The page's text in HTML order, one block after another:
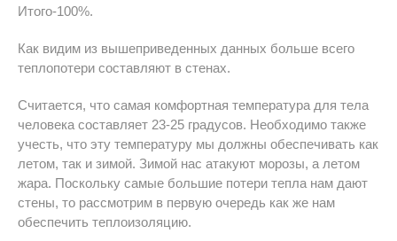
Итого-100%.
Как видим из вышеприведенных данных больше всего
теплопотери составляют в стенах.
Считается, что самая комфортная температура для тела
человека составляет 23-25 градусов. Необходимо также
учесть, что эту температуру мы должны обеспечивать как
летом, так и зимой. Зимой нас атакуют морозы, а летом
жара. Поскольку самые большие потери тепла нам дают
стены, то рассмотрим в первую очередь как же нам
обеспечить теплоизоляцию.